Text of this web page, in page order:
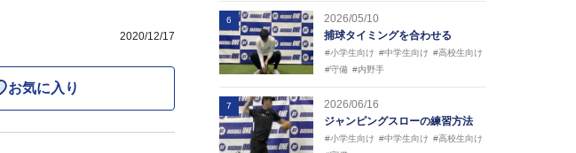
2020/12/17
お気に入り
6
2026/05/10
捕球タイミングを合わせる
#小学生向け #中学生向け #高校生向け
#守備 #内野手
7
2026/06/16
ジャンピングスローの練習方法
#小学生向け #中学生向け #高校生向け